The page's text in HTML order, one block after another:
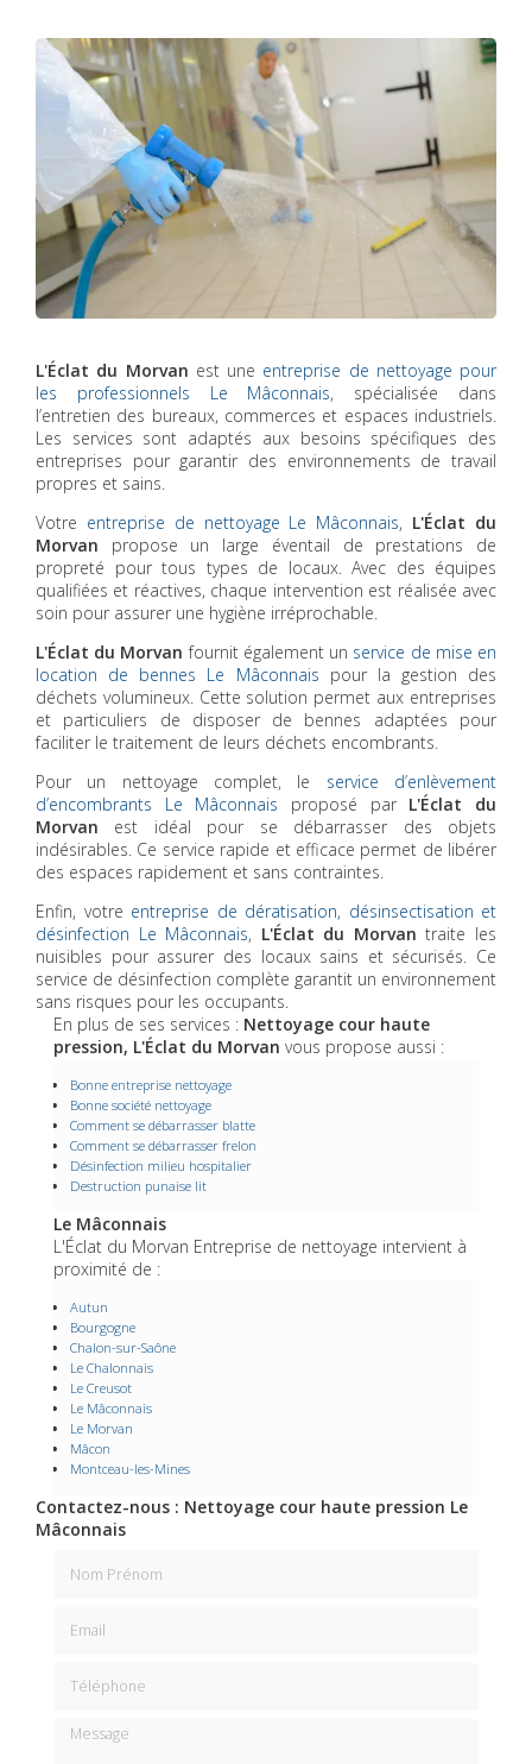
L'Éclat du Morvan est une entreprise de nettoyage pour
les professionnels Le Mâconnais, spécialisée dans
l’entretien des bureaux, commerces et espaces industriels.
Les services sont adaptés aux besoins spécifiques des
entreprises pour garantir des environnements de travail
propres et sains.
Votre entreprise de nettoyage Le Mâconnais, L'Éclat du
Morvan propose un large éventail de prestations de
propreté pour tous types de locaux. Avec des équipes
qualifiées et réactives, chaque intervention est réalisée avec
soin pour assurer une hygiène irréprochable.
L'Éclat du Morvan fournit également un service de mise en
location de bennes Le Mâconnais pour la gestion des
déchets volumineux. Cette solution permet aux entreprises
et particuliers de disposer de bennes adaptées pour
faciliter le traitement de leurs déchets encombrants.
Pour un nettoyage complet, le service d’enlèvement
d’encombrants Le Mâconnais proposé par L'Éclat du
Morvan est idéal pour se débarrasser des objets
indésirables. Ce service rapide et efficace permet de libérer
des espaces rapidement et sans contraintes.
Enfin, votre entreprise de dératisation, désinsectisation et
désinfection Le Mâconnais, L'Éclat du Morvan traite les
nuisibles pour assurer des locaux sains et sécurisés. Ce
service de désinfection complète garantit un environnement
sans risques pour les occupants.
En plus de ses services : Nettoyage cour haute
pression, L'Éclat du Morvan vous propose aussi :
Bonne entreprise nettoyage
Bonne société nettoyage
Comment se débarrasser blatte
Comment se débarrasser frelon
Désinfection milieu hospitalier
Destruction punaise lit
Le Mâconnais
L'Éclat du Morvan Entreprise de nettoyage intervient à
proximité de :
Autun
Bourgogne
Chalon-sur-Saône
Le Chalonnais
Le Creusot
Le Mâconnais
Le Morvan
Mâcon
Montceau-les-Mines
Contactez-nous : Nettoyage cour haute pression Le
Mâconnais
Message